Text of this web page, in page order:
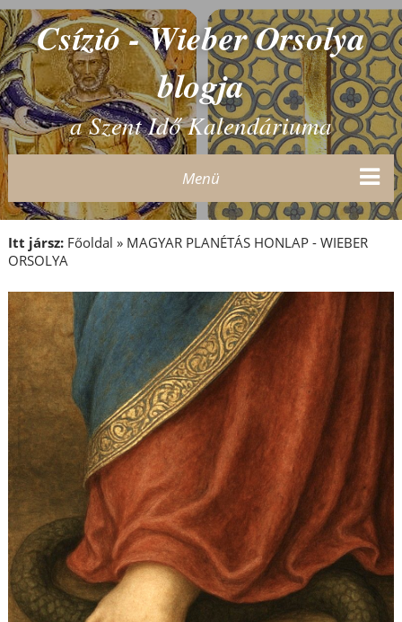
Csízió - Wieber Orsolya
blogja
a Szent Idő Kalendáriuma
Menü
Itt jársz: Főoldal » MAGYAR PLANÉTÁS HONLAP - WIEBER
ORSOLYA